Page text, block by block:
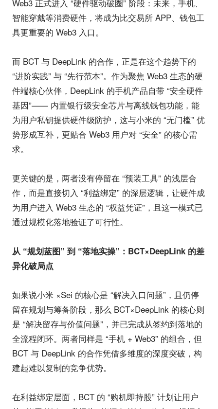
Web3 正式进入 “硬件驱动破圈” 阶段：未来，手机、
智能穿戴等消费硬件，将成为比交易所 APP、钱包工
具更重要的 Web3 入口。
而 BCT 与 DeepLink 的合作，正是在这个趋势下的
“进阶实践” 与 “先行范本”。作为聚焦 Web3 生态的硬
件端核心伙伴，DeepLink 的手机产品自带 “安全硬件
基因”—— 内置银行级安全芯片与离线钱包功能，能
为用户私钥提供硬件级防护，这与小米的 “无门槛” 优
势形成互补，更贴合 Web3 用户对 “安全” 的核心需
求。
更关键的是，两者没有停留在 “预装工具” 的浅层合
作，而是直接切入 “利益绑定” 的深层逻辑，让硬件成
为用户进入 Web3 生态的 “权益凭证”，且这一模式已
通过规模化落地验证了可行性。
从 “规划蓝图” 到 “落地实操”：BCT×DeepLink 的差
异化破局点
如果说小米 ×Sei 的核心是 “解决入口问题”，且仍停
留在规划与筹备阶段，那么 BCT×DeepLink 的核心则
是 “解决留存与价值问题”，并已完成从签约到落地的
全流程闭环。两者同样是 “手机 + Web3” 的组合，但
BCT 与 DeepLink 的合作凭借多维度的深度突破，构
建起难以复制的竞争优势。
在利益绑定层面，BCT 的 “购机即持股” 计划让用户